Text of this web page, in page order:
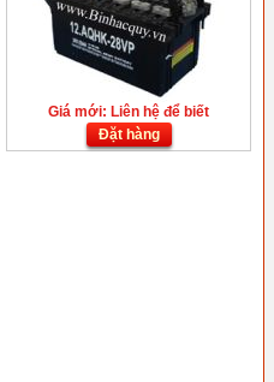
Giá mới: Liên hệ để biết
Đặt hàng